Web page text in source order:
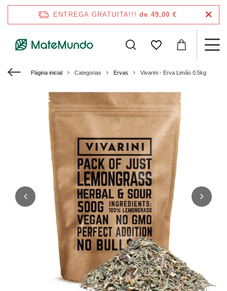
ENTREGA GRATUITA!!! de 49,00 €
Página inicial Categorias Ervas Vivarini - Erva Limão 0.5kg